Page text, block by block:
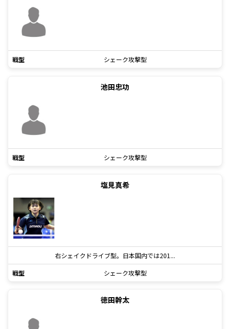
戦型 シェーク攻撃型
池田忠功
戦型 シェーク攻撃型
塩見真希
右シェイクドライブ型。日本国内では201...
戦型
シェーク攻撃型
徳田幹太